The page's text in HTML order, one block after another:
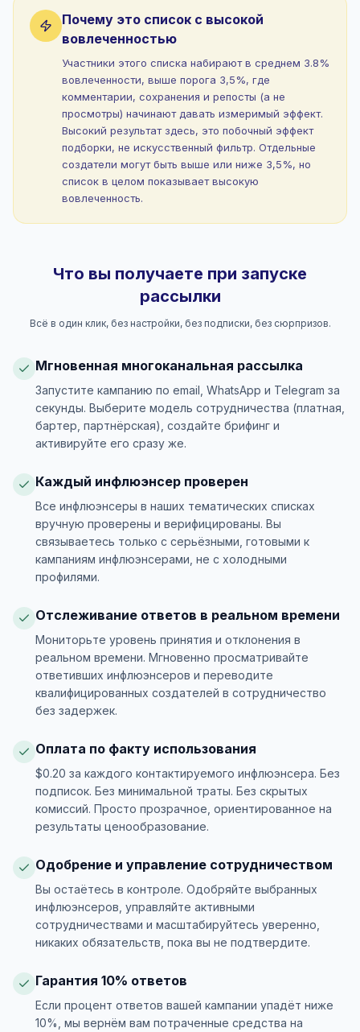
Почему это список с высокой
вовлеченностью
Участники этого списка набирают в среднем 3.8%
вовлеченности, выше порога 3,5%, где
комментарии, сохранения и репосты (а не
просмотры) начинают давать измеримый эффект.
Высокий результат здесь, это побочный эффект
подборки, не искусственный фильтр. Отдельные
создатели могут быть выше или ниже 3,5%, но
список в целом показывает высокую
вовлеченность.
Что вы получаете при запуске
рассылки
Всё в один клик, без настройки, без подписки, без сюрпризов.
Мгновенная многоканальная рассылка
Запустите кампанию по email, WhatsApp и Telegram за
секунды. Выберите модель сотрудничества (платная,
бартер, партнёрская), создайте брифинг и
активируйте его сразу же.
Каждый инфлюэнсер проверен
Все инфлюэнсеры в наших тематических списках
вручную проверены и верифицированы. Вы
связываетесь только с серьёзными, готовыми к
кампаниям инфлюэнсерами, не с холодными
профилями.
Отслеживание ответов в реальном времени
Мониторьте уровень принятия и отклонения в
реальном времени. Мгновенно просматривайте
ответивших инфлюэнсеров и переводите
квалифицированных создателей в сотрудничество
без задержек.
Оплата по факту использования
$0.20 за каждого контактируемого инфлюэнсера. Без
подписок. Без минимальной траты. Без скрытых
комиссий. Просто прозрачное, ориентированное на
результаты ценообразование.
Одобрение и управление сотрудничеством
Вы остаётесь в контроле. Одобряйте выбранных
инфлюэнсеров, управляйте активными
сотрудничествами и масштабируйтесь уверенно,
никаких обязательств, пока вы не подтвердите.
Гарантия 10% ответов
Если процент ответов вашей кампании упадёт ниже
10%, мы вернём вам потраченные средства на